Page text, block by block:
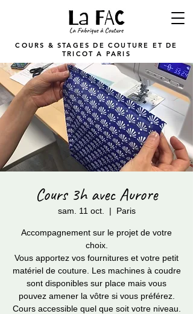
COURS & STAGES DE COUTURE ET DE
TRICOT A PARIS
Cours 3h avec Aurore
sam. 11 oct.
  |
Paris
Accompagnement sur le projet de votre
choix.
Vous apportez vos fournitures et votre petit
matériel de couture. Les machines à coudre
sont disponibles sur place mais vous
pouvez amener la vôtre si vous préférez.
Cours accessible quel que soit votre niveau.